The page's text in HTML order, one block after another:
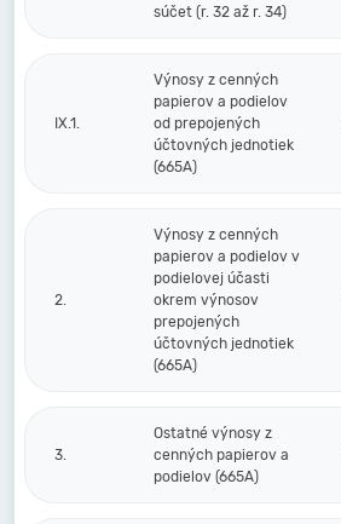
súčet (r. 32 až r. 34)
IX.1.
Výnosy z cenných
papierov a podielov
od prepojených
účtovných jednotiek
(665A)
2.
Výnosy z cenných
papierov a podielov v
podielovej účasti
okrem výnosov
prepojených
účtovných jednotiek
(665A)
3.
Ostatné výnosy z
cenných papierov a
podielov (665A)